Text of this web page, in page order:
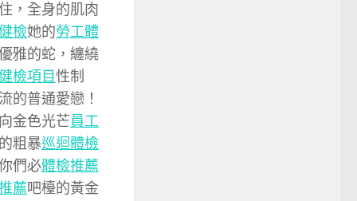
，全身的肌肉
檢她的勞工體
雅的蛇，纏繞
檢項目性制
的普通愛戀！
金色光芒員工
粗暴巡迴體檢
們必體檢推薦
薦吧檯的黃金